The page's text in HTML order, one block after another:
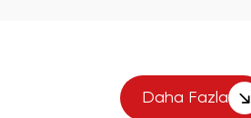
Daha Fazla